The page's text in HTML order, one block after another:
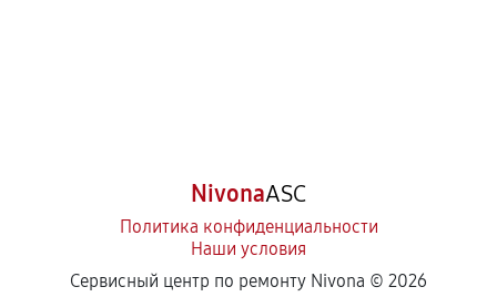
NivonaASC
Политика конфиденциальности
Наши условия
Сервисный центр по ремонту Nivona © 2026